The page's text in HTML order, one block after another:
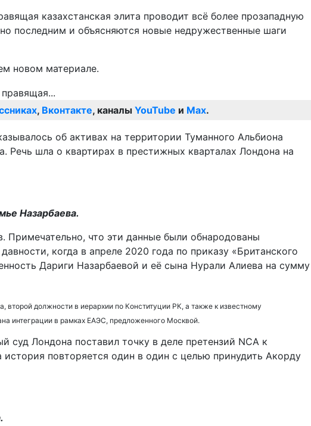
казахстанская элита проводит всё более прозападную
последним и объясняются новые недружественные шаги
новом материале.
, Вконтакте, каналы YouTube и Max.
об активах на территории Туманного Альбиона
Речь шла о квартирах в престижных кварталах Лондона на
Назарбаева.
Примечательно, что эти данные были обнародованы
когда в апреле 2020 года по приказу «Британского
Дариги Назарбаевой и её сына Нурали Алиева на сумму
второй должности в иерархии по Конституции РК, а также к известному
интеграции в рамках ЕАЭС, предложенного Москвой.
Лондона поставил точку в деле претензий NCA к
повторяется один в один с целью принудить Акорду